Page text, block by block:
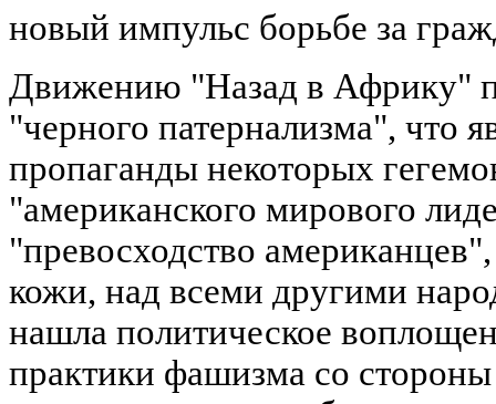
новый импульс борьбе за
Движению "Назад в Африку"
"черного патернализма", что
пропаганды некоторых
"американского мирового
"превосходство
кожи, над всеми другими
нашла политическое
практики фашизма со